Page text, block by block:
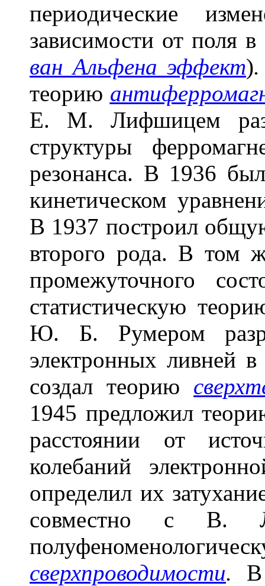
периодические
зависимости от поля
ван Альфена эффект).
теорию
Е. М. Лифшицем
структуры
резонанса. В 1936
кинетическом
В 1937 построил
второго рода. В том
промежуточного
статистическую
Ю. Б. Румером
электронных ливней
создал теорию
1945 предложил
расстоянии от
колебаний
определил их
совместно с
сверхпроводимости. В